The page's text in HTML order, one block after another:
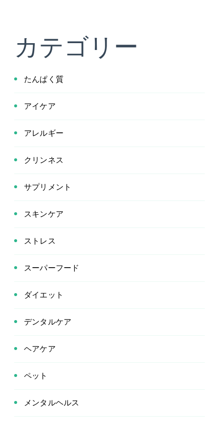
カテゴリー
たんぱく質
アイケア
アレルギー
クリンネス
サプリメント
スキンケア
ストレス
スーパーフード
ダイエット
デンタルケア
ヘアケア
ペット
メンタルヘルス